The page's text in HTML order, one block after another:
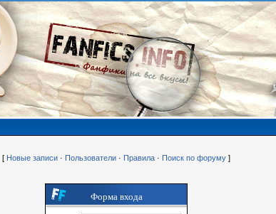
[ Новые записи · Пользователи · Правила · Поиск по форуму ]
Форма входа